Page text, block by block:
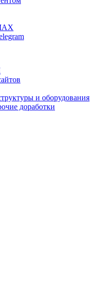
и оборудования
доработки